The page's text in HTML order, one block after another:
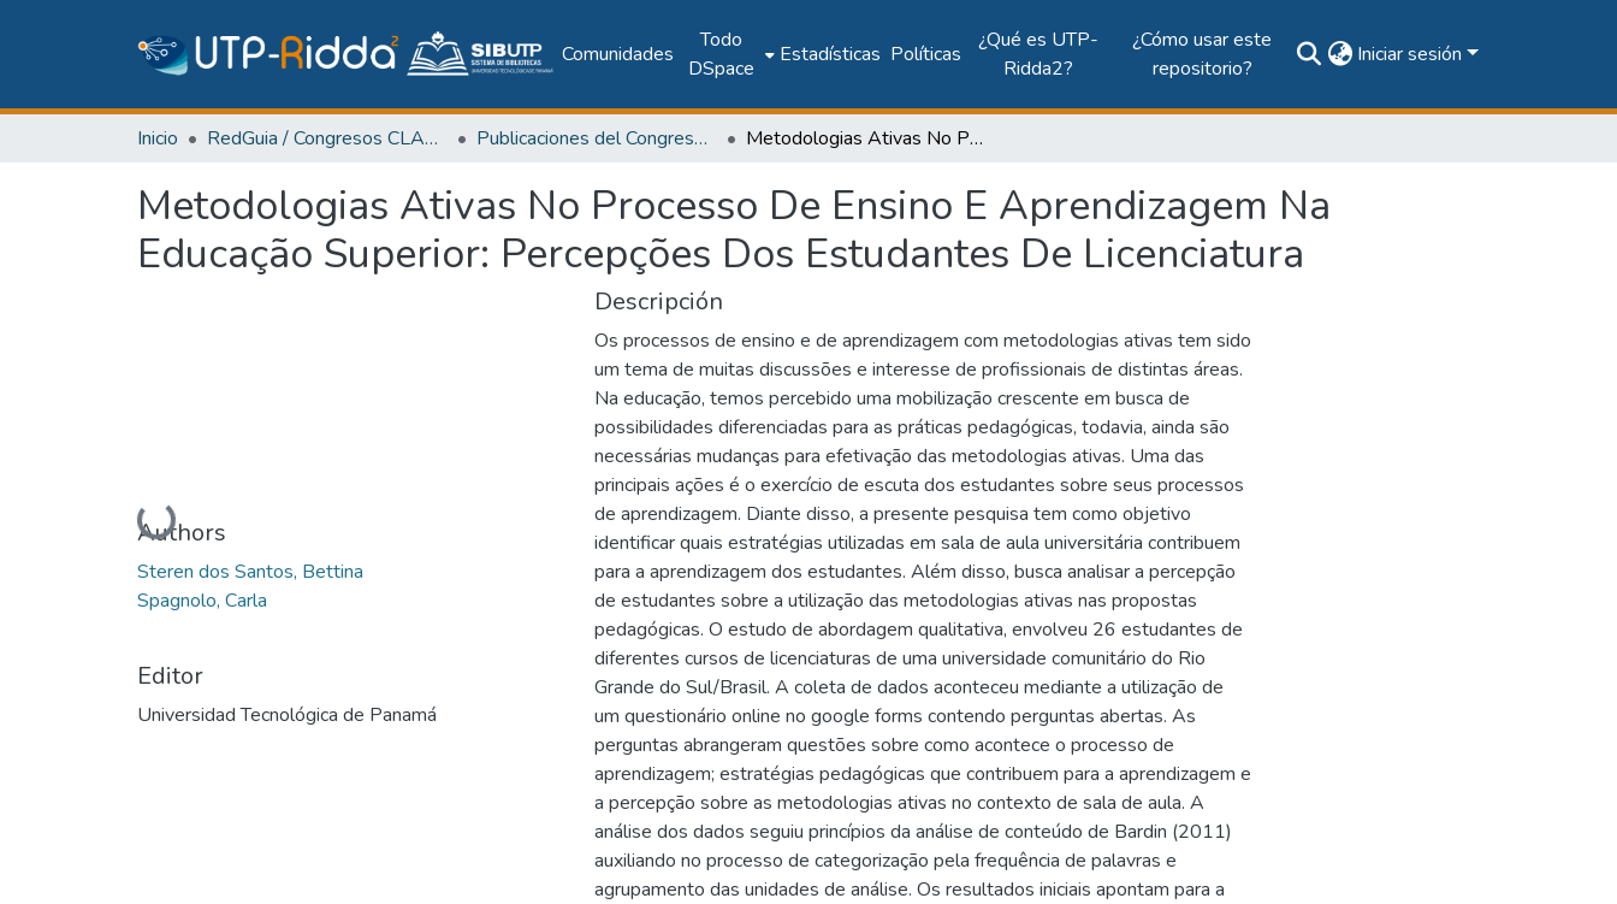
Comunidades
Todo
DSpace
Estadísticas Políticas
¿Qué es UTP-
Ridda2?
¿Cómo usar este
repositorio?
Iniciar sesión
Inicio RedGuia / Congresos CLABES Publicaciones del Congreso Internacional CLABES Metodologias Ativas No Processo De Ensino E Aprendizagem Na Educação Superior: Percepções Dos Estudantes De Licenciatura
Metodologias Ativas No Processo De Ensino E Aprendizagem Na
Educação Superior: Percepções Dos Estudantes De Licenciatura
Cargando...
Authors
Steren dos Santos, Bettina
Spagnolo, Carla
Editor
Universidad Tecnológica de Panamá
Descripción
Os processos de ensino e de aprendizagem com metodologias ativas tem sido
um tema de muitas discussões e interesse de profissionais de distintas áreas.
Na educação, temos percebido uma mobilização crescente em busca de
possibilidades diferenciadas para as práticas pedagógicas, todavia, ainda são
necessárias mudanças para efetivação das metodologias ativas. Uma das
principais ações é o exercício de escuta dos estudantes sobre seus processos
de aprendizagem. Diante disso, a presente pesquisa tem como objetivo
identificar quais estratégias utilizadas em sala de aula universitária contribuem
para a aprendizagem dos estudantes. Além disso, busca analisar a percepção
de estudantes sobre a utilização das metodologias ativas nas propostas
pedagógicas. O estudo de abordagem qualitativa, envolveu 26 estudantes de
diferentes cursos de licenciaturas de uma universidade comunitário do Rio
Grande do Sul/Brasil. A coleta de dados aconteceu mediante a utilização de
um questionário online no google forms contendo perguntas abertas. As
perguntas abrangeram questões sobre como acontece o processo de
aprendizagem; estratégias pedagógicas que contribuem para a aprendizagem e
a percepção sobre as metodologias ativas no contexto de sala de aula. A
análise dos dados seguiu princípios da análise de conteúdo de Bardin (2011)
auxiliando no processo de categorização pela frequência de palavras e
agrupamento das unidades de análise. Os resultados iniciais apontam para a